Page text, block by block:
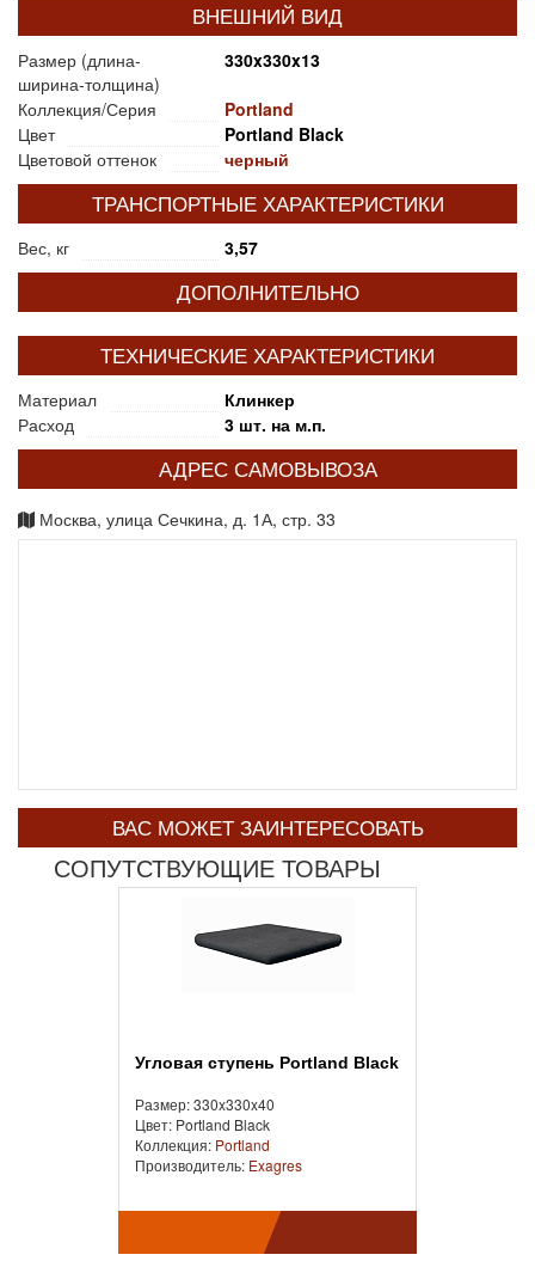
ВНЕШНИЙ ВИД
Размер (длина-
ширина-толщина)
330x330x13
Коллекция/Серия
Portland
Цвет
Portland Black
Цветовой оттенок
черный
ТРАНСПОРТНЫЕ ХАРАКТЕРИСТИКИ
Вес, кг 3,57
ДОПОЛНИТЕЛЬНО
ТЕХНИЧЕСКИЕ ХАРАКТЕРИСТИКИ
Материал
Клинкер
Расход
3 шт. на м.п.
АДРЕС САМОВЫВОЗА
Москва, улица Сечкина, д. 1А, стр. 33
ВАС МОЖЕТ ЗАИНТЕРЕСОВАТЬ
СОПУТСТВУЮЩИЕ ТОВАРЫ
Угловая ступень Portland Black
Размер: 330x330x40
Цвет: Portland Black
Коллекция: Portland
Производитель: Exagres